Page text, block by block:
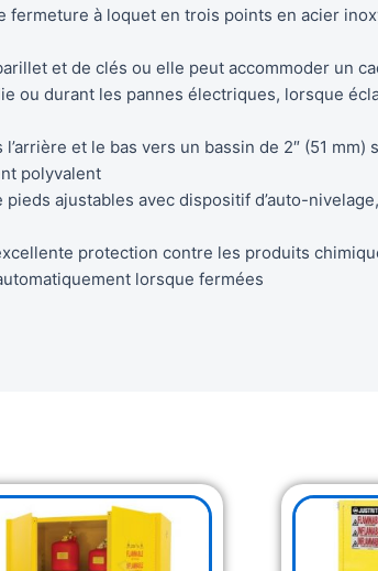
à loquet en trois points en acier
et de clés ou elle peut accommoder un
durant les pannes électriques, lorsque
et le bas vers un bassin de 2″ (51 mm)
polyvalent
ajustables avec dispositif d’auto-
protection contre les produits
lorsque fermées